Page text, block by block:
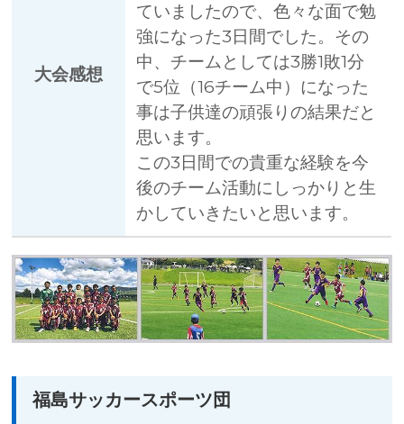
大会感想
ていましたので、色々な面で勉
強になった3日間でした。その
中、チームとしては3勝1敗1分
で5位（16チーム中）になった
事は子供達の頑張りの結果だと
思います。
この3日間での貴重な経験を今
後のチーム活動にしっかりと生
かしていきたいと思います。
福島サッカースポーツ団